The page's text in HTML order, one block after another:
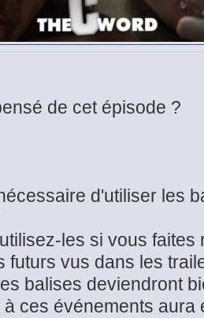
de cet épisode ?
d'utiliser les
les si vous faites
futurs vus dans les
balises deviendront
à ces événements aura